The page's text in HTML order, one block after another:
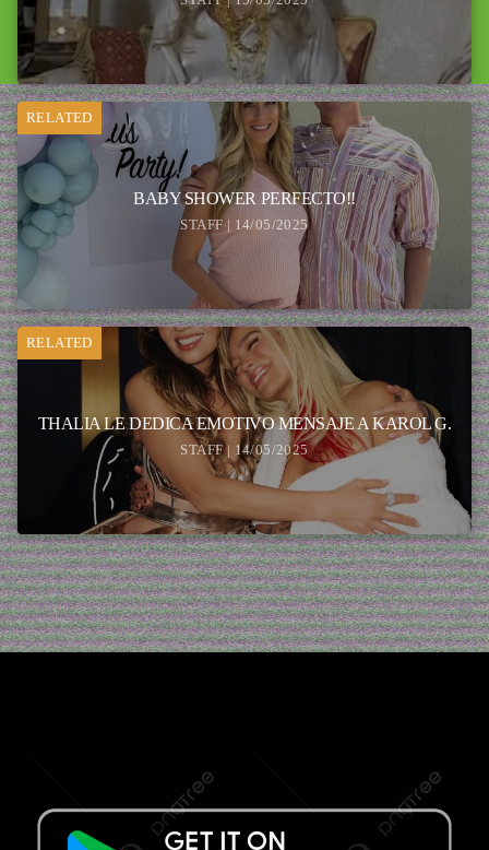
RELATED
BABY SHOWER PERFECTO!!
STAFF | 14/05/2025
RELATED
THALIA LE DEDICA EMOTIVO MENSAJE A KAROL G.
STAFF | 14/05/2025